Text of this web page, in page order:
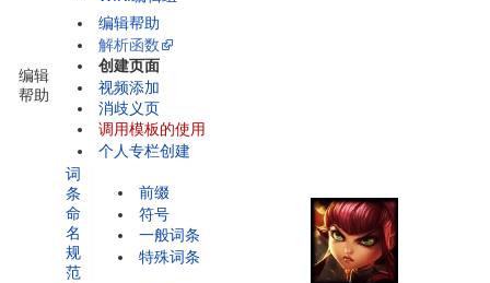
编辑
帮助
编辑帮助
解析函数
创建页面
视频添加
消歧义页
调用模板的使用
个人专栏创建
词
条
命
名
规
范
前缀
符号
一般词条
特殊词条